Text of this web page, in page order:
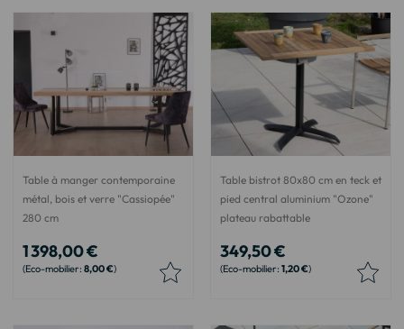
Table à manger contemporaine
métal, bois et verre "Cassiopée"
280 cm
1 398,00 €
8,00 €
Table bistrot 80x80 cm en teck et
pied central aluminium "Ozone"
plateau rabattable
349,50 €
1,20 €